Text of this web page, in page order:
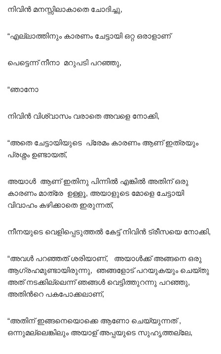
നിവിൻ മനസ്സിലാകാതെ ചോദിച്ചു,
“എല്ലാത്തിനും കാരണം ചേട്ടായി ഒറ്റ ഒരാളാണ്
പെട്ടെന്ന് നീനാ മറുപടി പറഞ്ഞു,
“ഞാനോ
നിവിൻ വിശ്വാസം വരാതെ അവളെ നോക്കി,
“അതെ ചേട്ടായിയുടെ പ്രേമം കാരണം ആണ് ഇത്രയും
പ്രശ്നം ഉണ്ടായത്,
അയാൾ ആണ് ഇതിനു പിന്നിൽ എങ്കിൽ അതിന് ഒരു
കാരണം മാത്രേ ഉള്ളൂ, അയാളുടെ മോളെ ചേട്ടായി
വിവാഹം കഴിക്കാതെ ഇരുന്നത്,
നീനയുടെ വെളിപ്പെടുത്തൽ കേട്ട് നിവിൻ ട്രീസയെ നോക്കി,
“അവൾ പറഞ്ഞത് ശരിയാണ്, അയാൾക്ക് അങ്ങനെ ഒരു
ആഗ്രഹമുണ്ടായിരുന്നു, ഞങ്ങളോട് പറയുകയും ചെയ്തു
അത് നടക്കില്ലെന്ന് ഞങ്ങൾ വെട്ടിത്തുറന്നു പറഞ്ഞു,
അതിൻറെ പകപോക്കലാണ്,
“അതിന് ഇങ്ങനെയൊക്കെ ആണോ ചെയ്യുന്നത് ,
ഒന്നുമല്ലെങ്കിലും അയാള് അപ്പയുടെ സുഹൃത്തല്ലേ,